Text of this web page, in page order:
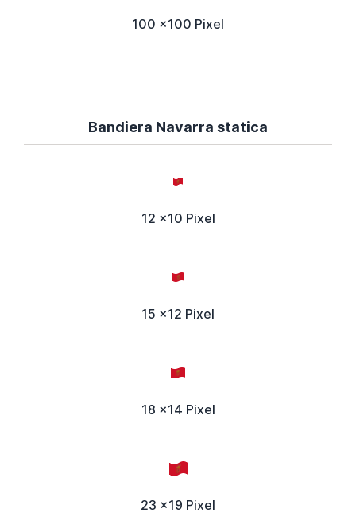
100 x100 Pixel
Bandiera Navarra statica
12 x10 Pixel
15 x12 Pixel
18 x14 Pixel
23 x19 Pixel